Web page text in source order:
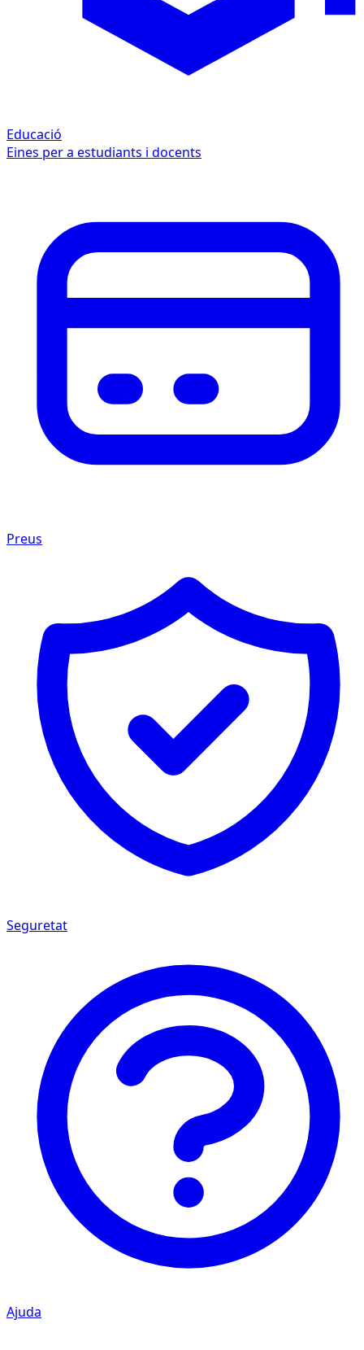
Educació
Eines per a estudiants i docents
Preus
Seguretat
Ajuda